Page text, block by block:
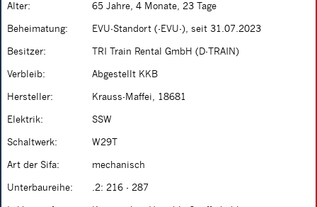
Alter: 65 Jahre, 4 Monate, 23 Tage
Beheimatung: EVU-Standort (-EVU-), seit 31.07.2023
Besitzer: TRI Train Rental GmbH (D-TRAIN)
Verbleib: Abgestellt KKB
Hersteller: Krauss-Maffei, 18681
Elektrik: SSW
Schaltwerk: W29T
Art der Sifa: mechanisch
Unterbaureihe: .2: 216 - 287